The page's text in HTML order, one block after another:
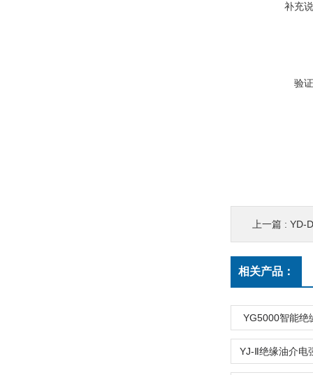
补充
验
上一篇 : YD-
相关产品：
YG5000智能绝